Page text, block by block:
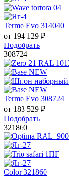
Termo Evo 314040
от 194 129 ₽
Подобрать
308724
Termo Evo 308724
от 183 529 ₽
Подобрать
321860
Color 321860